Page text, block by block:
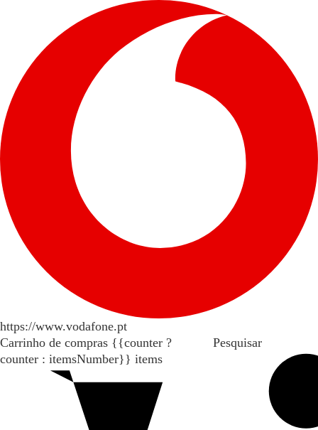
https://www.vodafone.pt
Carrinho de compras {{counter ?
counter : itemsNumber}} items
Pesquisar